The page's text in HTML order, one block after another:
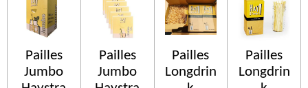
Pailles
Jumbo
Pailles
Jumbo
Pailles
Longdrin
Pailles
Longdrin